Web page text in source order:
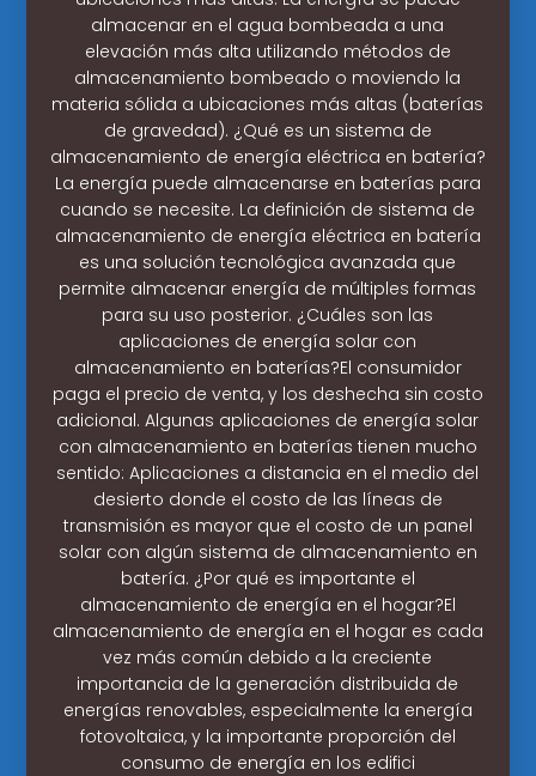
almacenar en el agua bombeada a una
elevación más alta utilizando métodos de
almacenamiento bombeado o moviendo la
materia sólida a ubicaciones más altas (baterías
de gravedad). ¿Qué es un sistema de
almacenamiento de energía eléctrica en batería?
La energía puede almacenarse en baterías para
cuando se necesite. La definición de sistema de
almacenamiento de energía eléctrica en batería
es una solución tecnológica avanzada que
permite almacenar energía de múltiples formas
para su uso posterior. ¿Cuáles son las
aplicaciones de energía solar con
almacenamiento en baterías?El consumidor
paga el precio de venta, y los deshecha sin costo
adicional. Algunas aplicaciones de energía solar
con almacenamiento en baterías tienen mucho
sentido: Aplicaciones a distancia en el medio del
desierto donde el costo de las líneas de
transmisión es mayor que el costo de un panel
solar con algún sistema de almacenamiento en
batería. ¿Por qué es importante el
almacenamiento de energía en el hogar?El
almacenamiento de energía en el hogar es cada
vez más común debido a la creciente
importancia de la generación distribuida de
energías renovables, especialmente la energía
fotovoltaica, y la importante proporción del
consumo de energía en los edifici